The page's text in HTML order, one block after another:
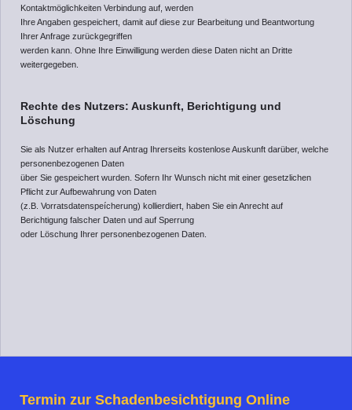
Kontaktmöglichkeiten Verbindung auf, werden
Ihre Angaben gespeichert, damit auf diese zur Bearbeitung und Beantwortung
Ihrer Anfrage zurückgegriffen
werden kann. Ohne Ihre Einwilligung werden diese Daten nicht an Dritte
weitergegeben.
Rechte des Nutzers: Auskunft, Berichtigung und
Löschung
Sie als Nutzer erhalten auf Antrag Ihrerseits kostenlose Auskunft darüber, welche
personenbezogenen Daten
über Sie gespeichert wurden. Sofern Ihr Wunsch nicht mit einer gesetzlichen
Pflicht zur Aufbewahrung von Daten
(z.B. Vorratsdatenspeícherung) kollierdiert, haben Sie ein Anrecht auf
Berichtigung falscher Daten und auf Sperrung
oder Löschung Ihrer personenbezogenen Daten.
Termin zur Schadenbesichtigung Online